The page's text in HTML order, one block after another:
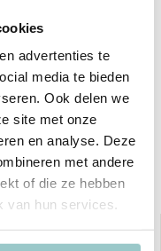
advertenties te
media te bieden
Ook delen we
site met onze
en analyse. Deze
met andere
of die ze hebben
van hun services.